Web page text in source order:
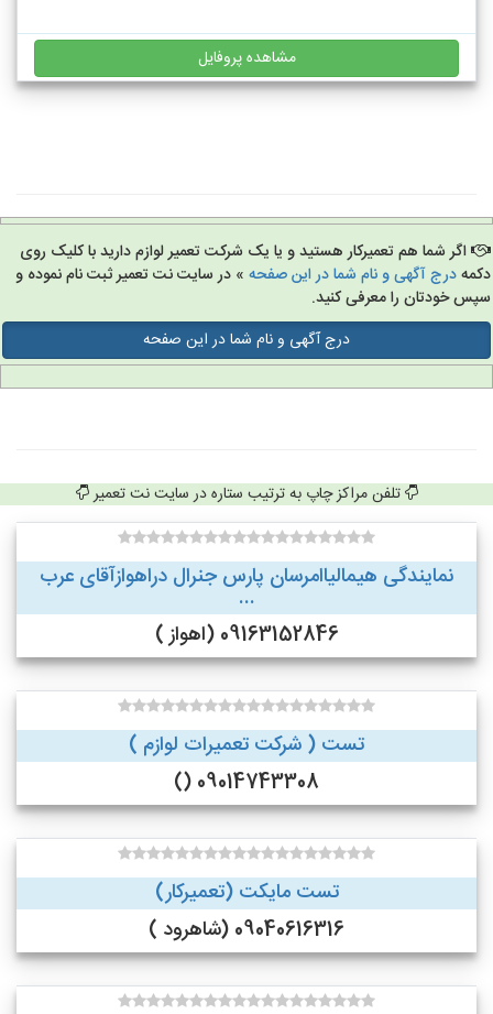
مشاهده پروفایل
اگر شما هم تعمیرکار هستید و یا یک شرکت تعمیر لوازم دارید با کلیک روی
درج آگهی و نام شما در این صفحه» در سایت نت تعمیر ثبت نام نموده و
خودتان را معرفی کنید.
درج آگهی و نام شما در این صفحه
تلفن مراکز چاپ به ترتیب ستاره در سایت نت تعمیر
نمایندگی هیمالیاامرسان پارس جنرال دراهوازآقای عرب
...
09163152846 (اهواز )
تست ( شرکت تعمیرات لوازم )
09014743308 ()
تست مایکت (تعمیرکار)
09040616316 (شاهرود )